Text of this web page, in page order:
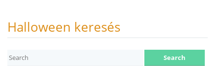
Halloween keresés